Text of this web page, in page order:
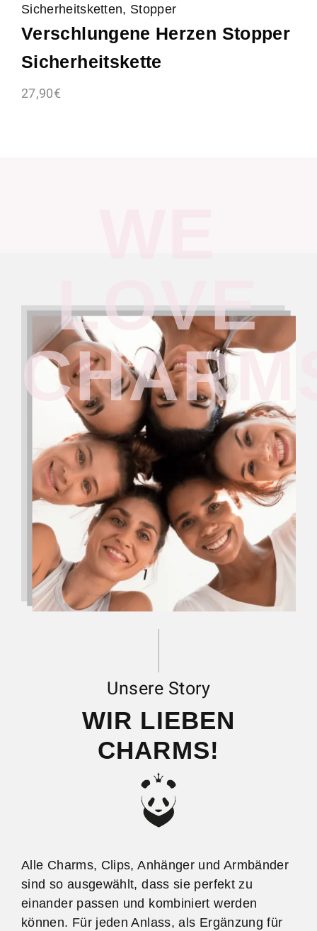
Sicherheitsketten, Stopper
Verschlungene Herzen Stopper
Sicherheitskette
27,90€
LOVE
Unsere Story
WIR LIEBEN
CHARMS!
Alle Charms, Clips, Anhänger und Armbänder
sind so ausgewählt, dass sie perfekt zu
einander passen und kombiniert werden
können. Für jeden Anlass, als Ergänzung für